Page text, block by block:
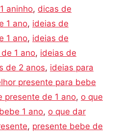
aninho, dicas de
1 ano, ideias de
1 ano, ideias de
1 ano, ideias de
de 2 anos, ideias para
presente para bebe
presente de 1 ano, o que
1 ano, o que dar
, presente bebe de